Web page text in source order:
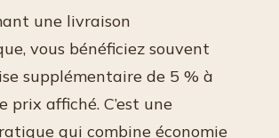
une livraison
vous bénéficiez souvent
supplémentaire de 5 % à
prix affiché. C’est une
qui combine économie